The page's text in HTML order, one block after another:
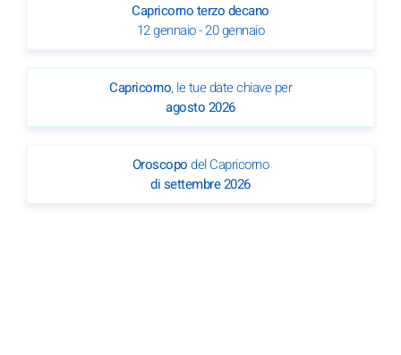
Capricorno terzo decano
12 gennaio - 20 gennaio
Capricorno, le tue date chiave per
agosto 2026
Oroscopodel Capricorno
di settembre 2026